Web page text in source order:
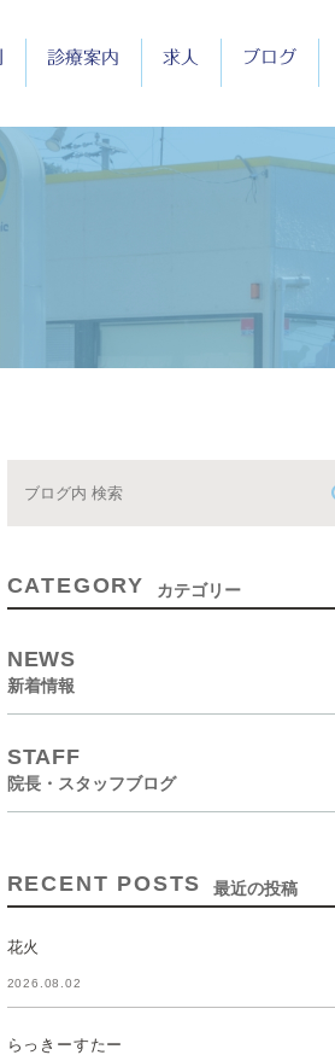
診療案内 求人 ブログ
CATEGORY カテゴリー
NEWS
新着情報
STAFF
院長・スタッフブログ
RECENT POSTS 最近の投稿
花火
2026.08.02
らっきーすたー